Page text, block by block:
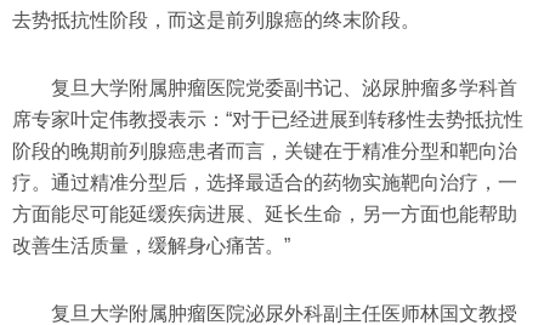
去势抵抗性阶段，而这是前列腺癌的终末阶段。
复旦大学附属肿瘤医院党委副书记、泌尿肿瘤多学科首
席专家叶定伟教授表示：“对于已经进展到转移性去势抵抗性
阶段的晚期前列腺癌患者而言，关键在于精准分型和靶向治
疗。通过精准分型后，选择最适合的药物实施靶向治疗，一
方面能尽可能延缓疾病进展、延长生命，另一方面也能帮助
改善生活质量，缓解身心痛苦。”
复旦大学附属肿瘤医院泌尿外科副主任医师林国文教授